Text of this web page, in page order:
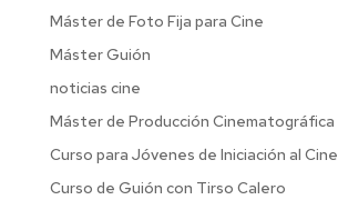
Máster de Foto Fija para Cine
Máster Guión
noticias cine
Máster de Producción Cinematográfica
Curso para Jóvenes de Iniciación al Cine
Curso de Guión con Tirso Calero